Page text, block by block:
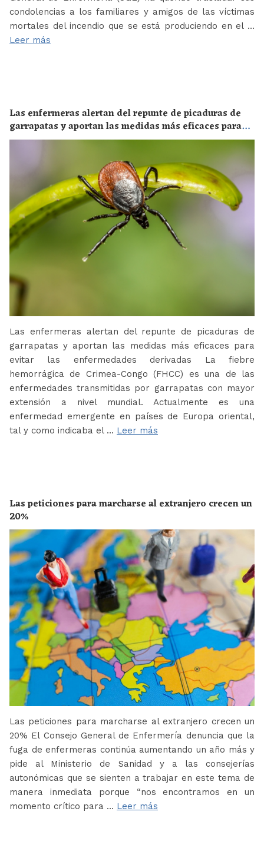
condolencias a los familiares y amigos de las víctimas
mortales del incendio que se está produciendo en el …
Leer más
Las enfermeras alertan del repunte de picaduras de
garrapatas y aportan las medidas más eficaces para
evitar las enfermedades derivadas
Las enfermeras alertan del repunte de picaduras de
garrapatas y aportan las medidas más eficaces para
evitar las enfermedades derivadas La fiebre
hemorrágica de Crimea-Congo (FHCC) es una de las
enfermedades transmitidas por garrapatas con mayor
extensión a nivel mundial. Actualmente es una
enfermedad emergente en países de Europa oriental,
tal y como indicaba el … Leer más
Las peticiones para marcharse al extranjero crecen un
20%
Las peticiones para marcharse al extranjero crecen un
20% El Consejo General de Enfermería denuncia que la
fuga de enfermeras continúa aumentando un año más y
pide al Ministerio de Sanidad y a las consejerías
autonómicas que se sienten a trabajar en este tema de
manera inmediata porque “nos encontramos en un
momento crítico para … Leer más